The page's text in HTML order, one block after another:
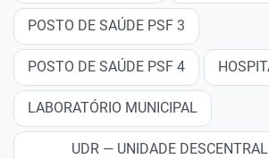
POSTO DE SAÚDE PSF 3
POSTO DE SAÚDE PSF 4
LABORATÓRIO MUNICIPAL
UDR — UNIDADE